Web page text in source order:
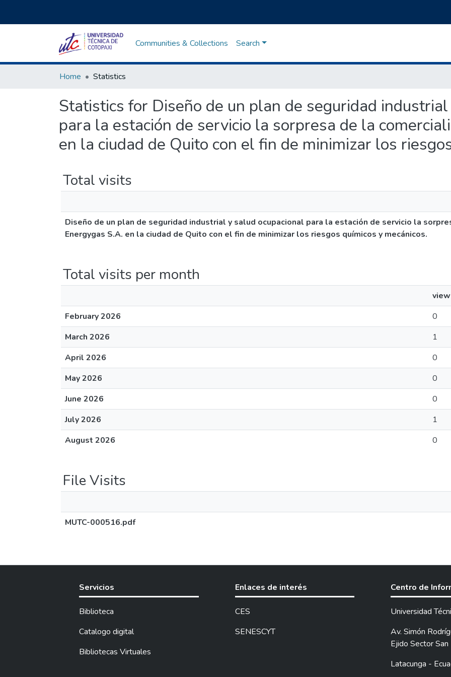
Communities & Collections Search
Home Statistics
Statistics for Diseño de un plan de seguridad
para la estación de servicio la sorpresa de la
en la ciudad de Quito con el fin de minimizar los
Total visits
Diseño de un plan de seguridad industrial y salud ocupacional para la estación de servicio la
Energygas S.A. en la ciudad de Quito con el fin de minimizar los riesgos químicos y mecánicos.
Total visits per month
February 2026
0
March 2026
1
April 2026
0
May 2026
0
June 2026
0
July 2026
1
August 2026
0
File Visits
MUTC-000516.pdf
Servicios
Biblioteca
Catalogo digital
Bibliotecas Virtuales
Enlaces de interés
CES
SENESCYT
Centro de
Universidad
Av. Simón
Ejido Sector San
Latacunga -